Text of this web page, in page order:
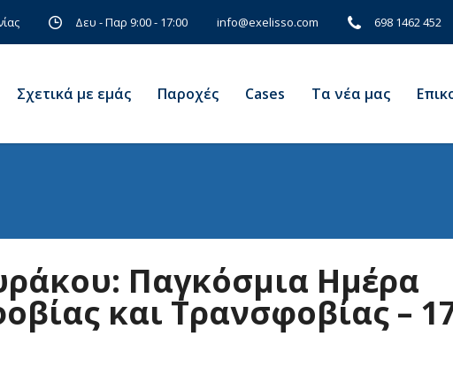
Δευ - Παρ 9:00 - 17:00 info@exelisso.com 698 1462 452
Σχετικά με εμάς Παροχές Cases Τα νέα μας
Παγκόσμια Ημέρα
και Τρανσφοβίας –